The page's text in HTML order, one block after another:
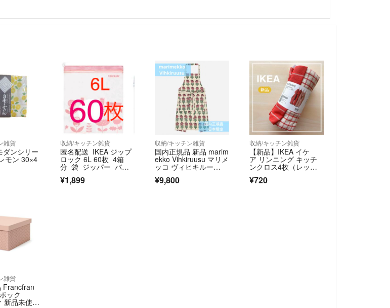
雑貨
ダンシリー
モン 30×4
収納/キッチン雑貨
匿名配送 IKEA ジップ
ロック 6L 60枚 4箱
分 袋 ジッパー バッ
ク
¥1,899
収納/キッチン雑貨
国内正規品 新品 marim
ekko Vihkiruusu マリメ
ッコ ヴィヒキルー
ス エプロン ベビーピ
ンク 日本限定
¥9,800
収納/キッチン雑貨
【新品】IKEA イケ
ア リンニング キッチ
ンクロス4枚（レッド/
ベージュ）布巾
¥720
雑貨
Francfran
ック
新品未使